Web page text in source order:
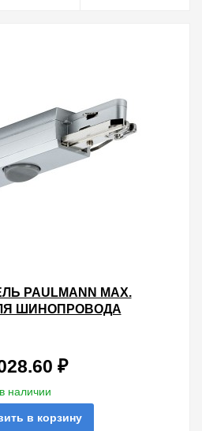
PAULMANN MAX.
ШИНОПРОВОДА
₽
в наличии
в корзину